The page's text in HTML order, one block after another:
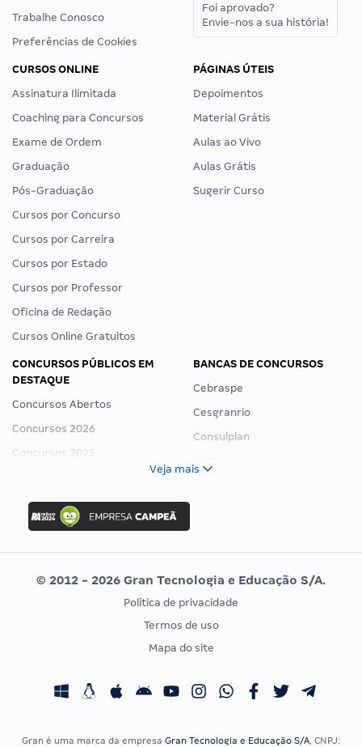
Trabalhe Conosco
Preferências de Cookies
Foi aprovado?
Envie-nos a sua história!
CURSOS ONLINE
Assinatura Ilimitada
Coaching para Concursos
Exame de Ordem
Graduação
Pós-Graduação
Cursos por Concurso
Cursos por Carreira
Cursos por Estado
Cursos por Professor
Oficina de Redação
Cursos Online Gratuitos
PÁGINAS ÚTEIS
Depoimentos
Material Grátis
Aulas ao Vivo
Aulas Grátis
Sugerir Curso
CONCURSOS PÚBLICOS EM
DESTAQUE
Concursos Abertos
Concursos 2026
Concursos 2025
Concurso Ibama
Concurso MPU
Editais publicados
BANCAS DE CONCURSOS
Cebraspe
Cesgranrio
Consulplan
Vunesp
CONCURSOS POR PROFISSÃO
Concursos Fiscais
EXAME DE ORDEM
Calendário OAB
Veja mais
© 2012 - 2026 Gran Tecnologia e Educação S/A.
Política de privacidade
Termos de uso
Mapa do site
Gran é uma marca da empresa Gran Tecnologia e Educação S/A, CNPJ: